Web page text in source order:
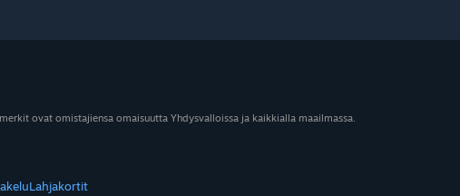
ovat omistajiensa omaisuutta Yhdysvalloissa ja kaikkialla maailmassa.
Lahjakortit